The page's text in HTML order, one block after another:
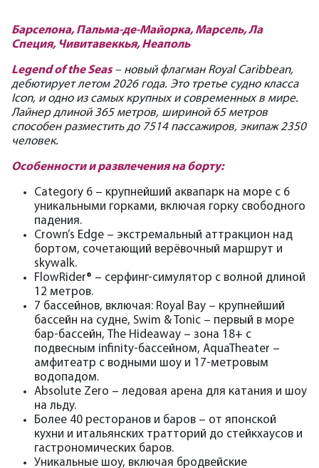
Барселона, Пальма-де-Майорка, Марсель, Ла
Специя, Чивитавеккья, Неаполь
Legend of the Seas– новый флагман Royal Caribbean,
дебютирует летом 2026 года. Это третье судно класса
Icon, и одно из самых крупных и современных в мире.
Лайнер длиной 365 метров, шириной 65 метров
способен разместить до 7514 пассажиров, экипаж 2350
человек.
Особенности и развлечения на борту:
Category 6 – крупнейший аквапарк на море с 6
уникальными горками, включая горку свободного
падения.
Crown’s Edge – экстремальный аттракцион над
бортом, сочетающий верёвочный маршрут и
skywalk.
FlowRider® – серфинг-симулятор с волной длиной
12 метров.
7 бассейнов, включая: Royal Bay – крупнейший
бассейн на судне, Swim & Tonic – первый в море
бар-бассейн, The Hideaway – зона 18+ с
подвесным infinity-бассейном, AquaTheater –
амфитеатр с водными шоу и 17-метровым
водопадом.
Absolute Zero – ледовая арена для катания и шоу
на льду.
Более 40 ресторанов и баров – от японской
кухни и итальянских тратторий до стейкхаусов и
гастрономических баров.
Уникальные шоу, включая бродвейские